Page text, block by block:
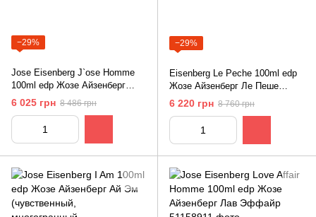
−29%
Jose Eisenberg J`ose Homme
100ml edp Жозе Айзенберг
Жозе Хом (теплый,
энергичный, мужественный)
6 025 грн 8 486 грн
−29%
Eisenberg Le Peche 100ml edp
Жозе Айзенберг Ле Пеше
(сексуальный, чарующий,
богатый)
6 220 грн 8 760 грн